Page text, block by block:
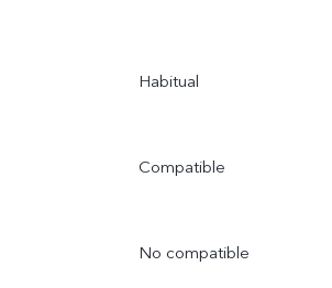
Habitual
Compatible
No compatible